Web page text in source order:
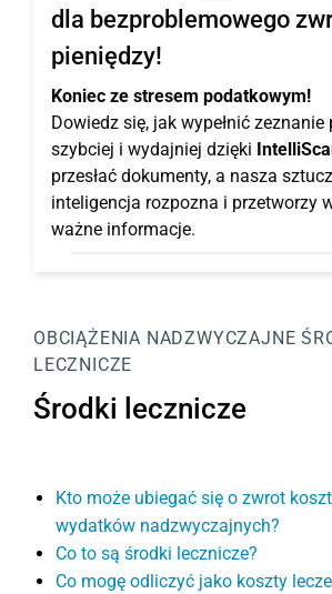
dla bezproblemowego
pieniędzy!
Koniec ze stresem podatkowym!
Dowiedz się, jak wypełnić
szybciej i wydajniej dzięki
przesłać dokumenty, a nasza
inteligencja rozpozna i przetworzy
ważne informacje.
OBCIĄŻENIA NADZWYCZAJNE
LECZNICZE
Środki lecznicze
Kto może ubiegać się o zwrot
wydatków nadzwyczajnych?
Co to są środki lecznicze?
Co mogę odliczyć jako koszty